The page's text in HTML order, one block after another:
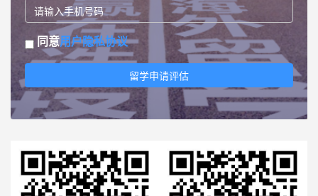
同意用户隐私协议
留学申请评估